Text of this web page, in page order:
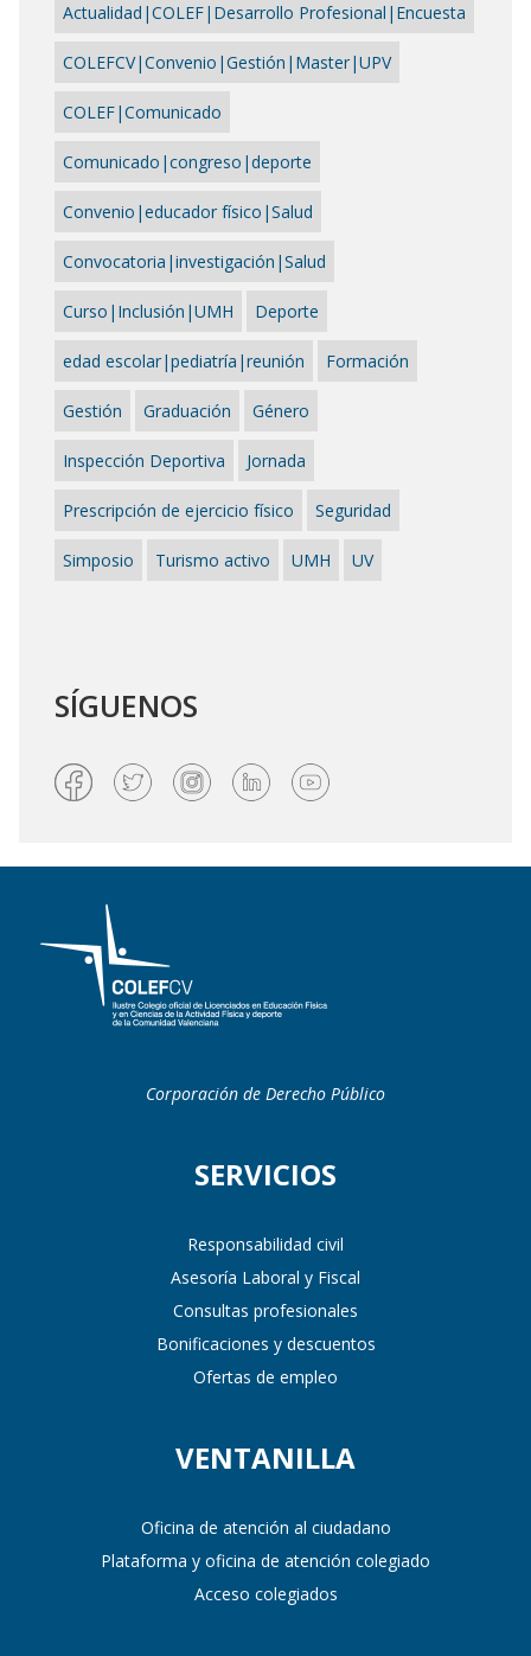
Actualidad|COLEF|Desarrollo Profesional|Encuesta
COLEFCV|Convenio|Gestión|Master|UPV
COLEF|Comunicado
Comunicado|congreso|deporte
Convenio|educador físico|Salud
Convocatoria|investigación|Salud
Curso|Inclusión|UMH Deporte
edad escolar|pediatría|reunión Formación
Gestión Graduación Género
Inspección Deportiva Jornada
Prescripción de ejercicio físico Seguridad
Simposio Turismo activo UMH UV
SÍGUENOS
Corporación de Derecho Público
SERVICIOS
Responsabilidad civil
Asesoría Laboral y Fiscal
Consultas profesionales
Bonificaciones y descuentos
Ofertas de empleo
VENTANILLA
Oficina de atención al ciudadano
Plataforma y oficina de atención colegiado
Acceso colegiados